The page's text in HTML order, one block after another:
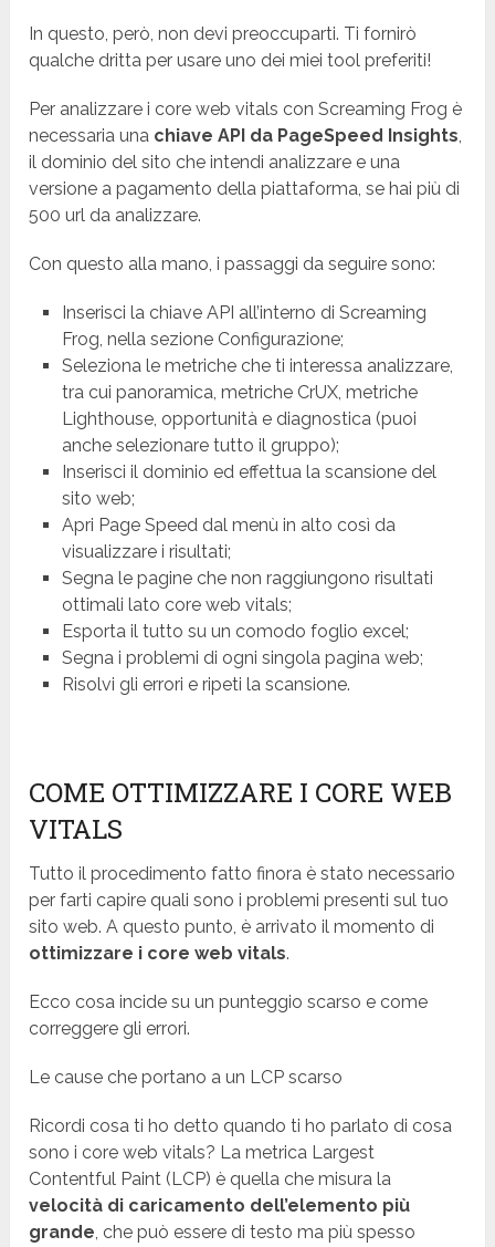
In questo, però, non devi preoccuparti. Ti fornirò
qualche dritta per usare uno dei miei tool preferiti!
Per analizzare i core web vitals con Screaming Frog è
necessaria una chiave API da PageSpeed Insights,
il dominio del sito che intendi analizzare e una
versione a pagamento della piattaforma, se hai più di
500 url da analizzare.
Con questo alla mano, i passaggi da seguire sono:
Inserisci la chiave API all’interno di Screaming
Frog, nella sezione Configurazione;
Seleziona le metriche che ti interessa analizzare,
tra cui panoramica, metriche CrUX, metriche
Lighthouse, opportunità e diagnostica (puoi
anche selezionare tutto il gruppo);
Inserisci il dominio ed effettua la scansione del
sito web;
Apri Page Speed dal menù in alto così da
visualizzare i risultati;
Segna le pagine che non raggiungono risultati
ottimali lato core web vitals;
Esporta il tutto su un comodo foglio excel;
Segna i problemi di ogni singola pagina web;
Risolvi gli errori e ripeti la scansione.
COME OTTIMIZZARE I CORE WEB
VITALS
Tutto il procedimento fatto finora è stato necessario
per farti capire quali sono i problemi presenti sul tuo
sito web. A questo punto, è arrivato il momento di
ottimizzare i core web vitals.
Ecco cosa incide su un punteggio scarso e come
correggere gli errori.
Le cause che portano a un LCP scarso
Ricordi cosa ti ho detto quando ti ho parlato di cosa
sono i core web vitals? La metrica Largest
Contentful Paint (LCP) è quella che misura la
velocità di caricamento dell’elemento più
grande, che può essere di testo ma più spesso